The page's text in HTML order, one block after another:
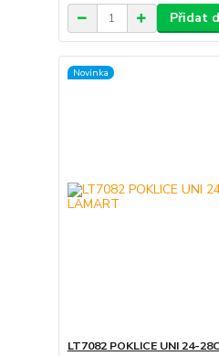
Přidat
Novinka
LT7082 POKLICE UNI 24-